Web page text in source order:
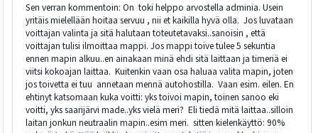
Sen verran kommentoin: On toki helppo arvostella adminia. Usein
yritäis mielellään hoitaa servuu , nii et kaikilla hyvä olla. Jos luvataan
voittajan valinta ja sitä halutaan toteutetavaksi..sanoisin , että
voittajan tulisi ilmoittaa mappi. Jos mappi toive tulee 5 sekuntia
ennen mapin alkuu..en ainakaan minä ehdi sitä laittaan ja timeriä ei
viitsi kokoajan laittaa. Kuitenkin vaan osa haluaa valita mapin, joten
jos toivetta ei tuu annetaan mennä autohostilla. Vaan esim. eilen. En
ehtinyt katsomaan kuka voitti: yks toivoi mapin, toinen sanoo eki
voitti, yks saarijärvi made..yks vielä meri? Eli tiedä mitä laittaa..silloin
laitan jonkun neutraalin mapin..esim meri. sitten kielenkäyttö: 90%